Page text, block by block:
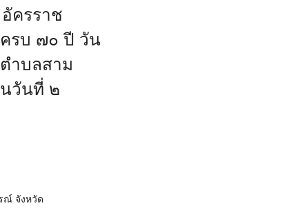
ครราช
รบ ๗๐ ปี วัน
ำบลสาม
วันที่ ๒
ณ์ จังหวัด